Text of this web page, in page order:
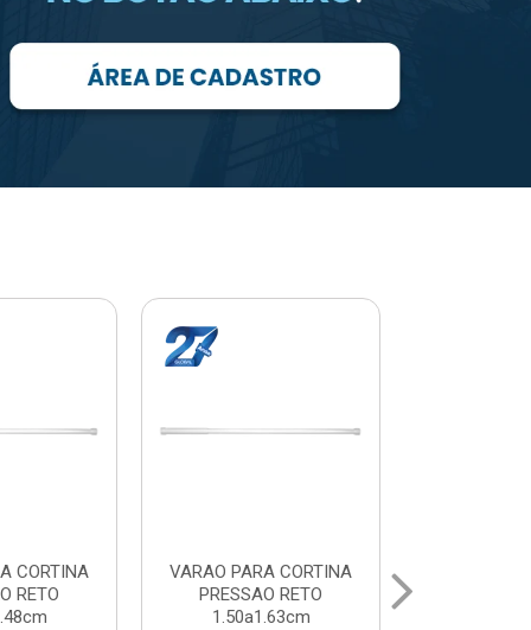
CORTINA
RETO
VARAL PARA TETO
MAXEB ACO 1.40m